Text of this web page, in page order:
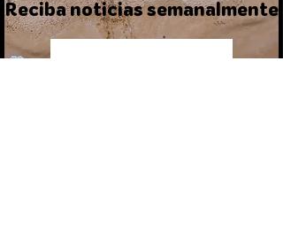
Reciba noticias semanalmente